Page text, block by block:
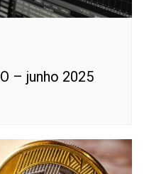
– junho 2025